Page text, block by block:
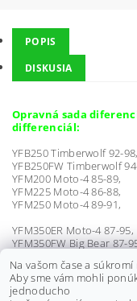
POPIS
DISKUSIA
Opravná sada
differenciál:
YFB250 Timberwolf 92-98,
YFB250FW Timberwolf
YFM200 Moto-4 85-89,
YFM225 Moto-4 86-88,
YFM250 Moto-4 89-91,
YFM350ER Moto-4 87-95,
YFM350FW Big Bear 87-
YTM200 EL 84,
YTM200 ERN 85,
Na vašom čase a súkromí
Aby sme vám mohli
jednoducho